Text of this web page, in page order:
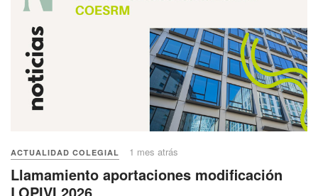
ACTUALIDAD COLEGIAL 1 mes atrás
Llamamiento aportaciones modificación